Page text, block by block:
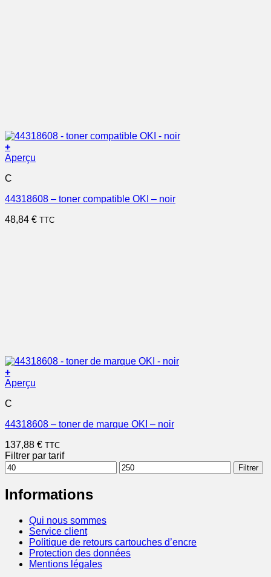
+
Aperçu
C
44318608 – toner compatible OKI – noir
48,84 € TTC
+
Aperçu
C
44318608 – toner de marque OKI – noir
137,88 € TTC
Filtrer par tarif
Prix
min
Prix
max
Filtrer
Informations
Qui nous sommes
Service client
Politique de retours cartouches d’encre
Protection des données
Mentions légales